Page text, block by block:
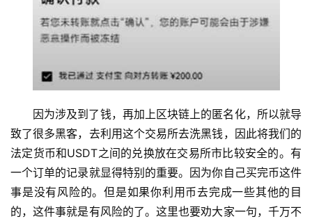
因为涉及到了钱，再加上区块链上的匿名化，所以就导
致了很多黑客，去利用这个交易所去洗黑钱，因此将我们的
法定货币和USDT之间的兑换放在交易所市比较安全的。有
一个订单的记录就显得特别的重要。因为你自己买完币这件
事是没有风险的。但是如果你利用币去完成一些其他的目
的，这件事就是有风险的了。这里也要劝大家一句，千万不